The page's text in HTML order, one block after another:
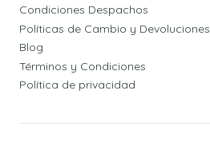
Condiciones Despachos
Políticas de Cambio y Devoluciones
Blog
Términos y Condiciones
Política de privacidad